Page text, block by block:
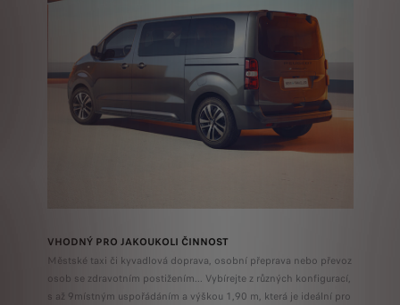
VHODNÝ PRO JAKOUKOLI ČINNOST
Městské taxi či kyvadlová doprava, osobní přeprava nebo převoz
osob se zdravotním postižením... Vybírejte z různých konfigurací,
s až 9místným uspořádáním a výškou 1,90 m, která je ideální pro